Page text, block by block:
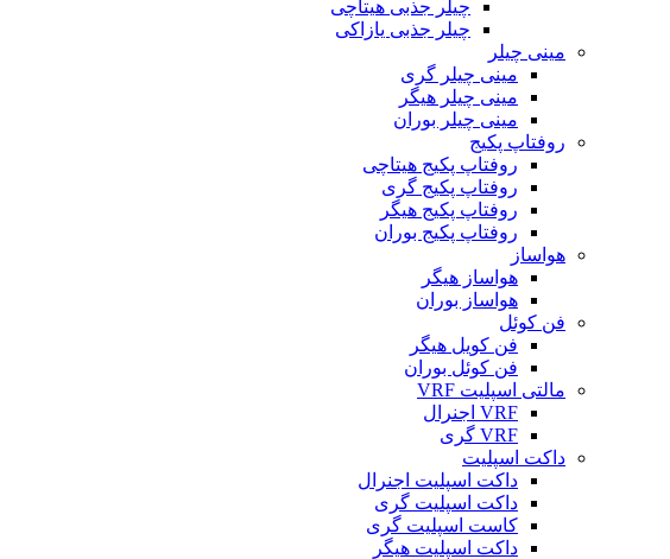
چیلر جذبی هیتاچی
چیلر جذبی یازاکی
مینی چیلر
مینی چیلر گری
مینی چیلر هیگر
مینی چیلر بوران
روفتاپ پکیج
روفتاپ پکیج هیتاچی
روفتاپ پکیج گری
روفتاپ پکیج هیگر
روفتاپ پکیج بوران
هواساز
هواساز هیگر
هواساز بوران
فن کوئل
فن کویل هیگر
فن کوئل بوران
مالتی اسپلیت VRF
VRF اجنرال
VRF گری
داکت اسپلیت
داکت اسپلیت اجنرال
داکت اسپلیت گری
کاست اسپلیت گری
داکت اسپلیت هیگر